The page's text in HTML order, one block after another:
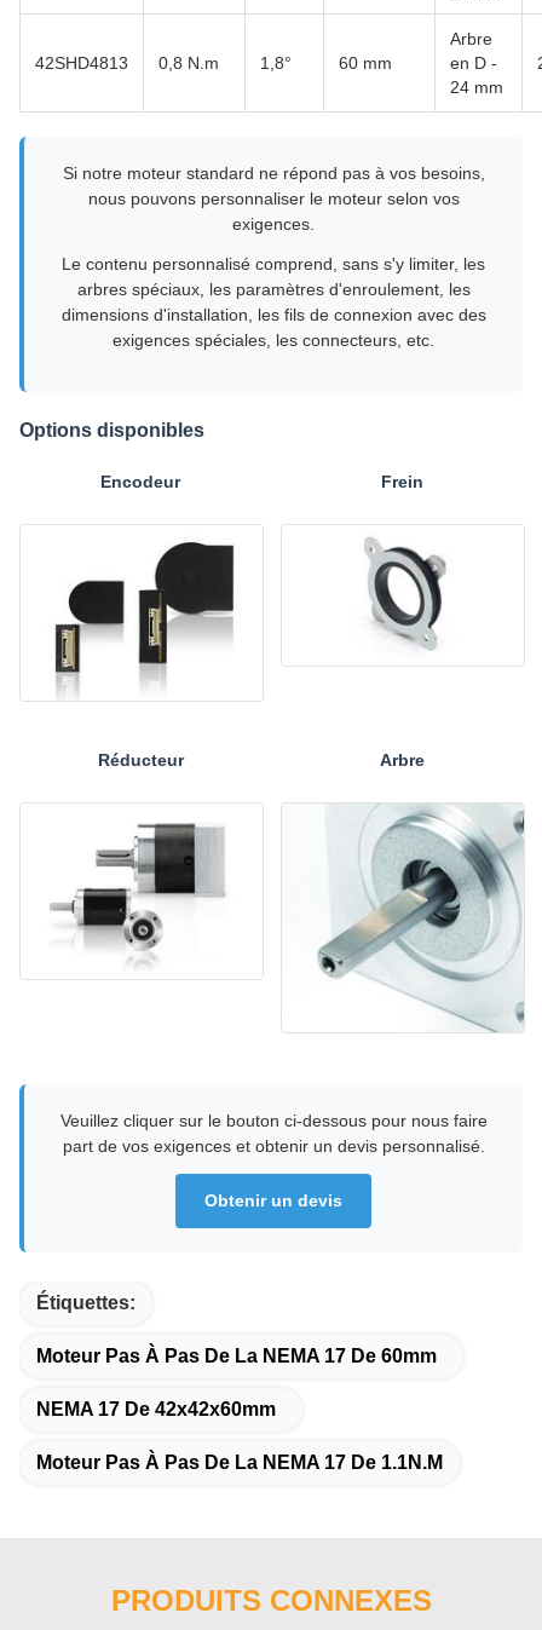
42SHD4813 0,8 N.m 1,8° 60 mm
Arbre
en D -
24 mm
Si notre moteur standard ne répond pas à vos besoins,
nous pouvons personnaliser le moteur selon vos
exigences.
Le contenu personnalisé comprend, sans s'y limiter, les
arbres spéciaux, les paramètres d'enroulement, les
dimensions d'installation, les fils de connexion avec des
exigences spéciales, les connecteurs, etc.
Options disponibles
Encodeur Frein
Réducteur Arbre
Veuillez cliquer sur le bouton ci-dessous pour nous faire
part de vos exigences et obtenir un devis personnalisé.
Obtenir un devis
Étiquettes:
Moteur Pas À Pas De La NEMA 17 De 60mm
NEMA 17 De 42x42x60mm
Moteur Pas À Pas De La NEMA 17 De 1.1N.M
PRODUITS CONNEXES